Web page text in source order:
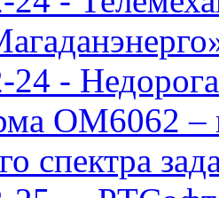
24 -
OM6062 –
спектра